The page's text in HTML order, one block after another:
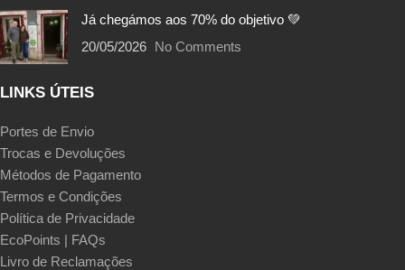
Já chegámos aos 70% do objetivo 💚
20/05/2026 No Comments
LINKS ÚTEIS
Portes de Envio
Trocas e Devoluções
Métodos de Pagamento
Termos e Condições
Política de Privacidade
EcoPoints | FAQs
Livro de Reclamações